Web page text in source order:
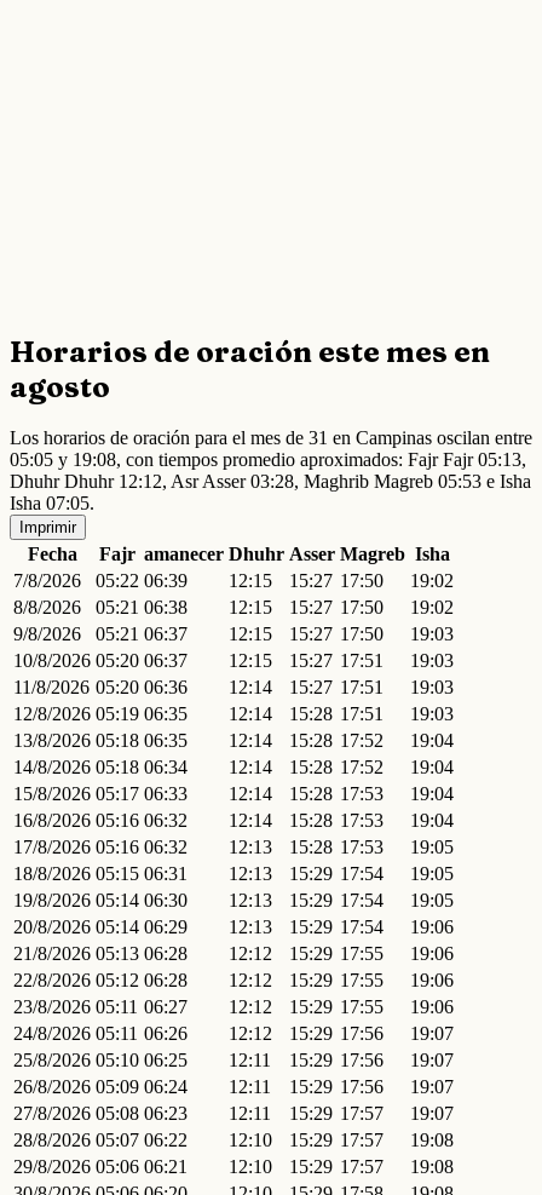
Horarios de oración este mes en
agosto
Los horarios de oración para el mes de 31 en Campinas oscilan entre
05:05 y 19:08, con tiempos promedio aproximados: Fajr Fajr 05:13,
Dhuhr Dhuhr 12:12, Asr Asser 03:28, Maghrib Magreb 05:53 e Isha
Isha 07:05.
Imprimir
Fecha Fajr amanecer Dhuhr Asser Magreb Isha
7/8/2026
05:22 06:39 12:15 15:27 17:50
19:02
8/8/2026
05:21 06:38 12:15 15:27 17:50
19:02
9/8/2026
05:21 06:37 12:15 15:27 17:50
19:03
10/8/2026 05:20 06:37 12:15 15:27 17:51
19:03
11/8/2026 05:20 06:36 12:14 15:27 17:51
19:03
12/8/2026 05:19 06:35 12:14 15:28 17:51
19:03
13/8/2026 05:18 06:35 12:14 15:28 17:52
19:04
14/8/2026 05:18 06:34 12:14 15:28 17:52
19:04
15/8/2026 05:17 06:33 12:14 15:28 17:53
19:04
16/8/2026 05:16 06:32 12:14 15:28 17:53
19:04
17/8/2026 05:16 06:32 12:13 15:28 17:53
19:05
18/8/2026 05:15 06:31 12:13 15:29 17:54
19:05
19/8/2026 05:14 06:30 12:13 15:29 17:54
19:05
20/8/2026 05:14 06:29 12:13 15:29 17:54
19:06
21/8/2026 05:13 06:28 12:12 15:29 17:55
19:06
22/8/2026 05:12 06:28 12:12 15:29 17:55
19:06
23/8/2026 05:11 06:27 12:12 15:29 17:55
19:06
24/8/2026 05:11 06:26 12:12 15:29 17:56
19:07
25/8/2026 05:10 06:25 12:11 15:29 17:56
19:07
26/8/2026 05:09 06:24 12:11 15:29 17:56
19:07
27/8/2026 05:08 06:23 12:11 15:29 17:57
19:07
28/8/2026 05:07 06:22 12:10 15:29 17:57
19:08
29/8/2026 05:06 06:21 12:10 15:29 17:57
19:08